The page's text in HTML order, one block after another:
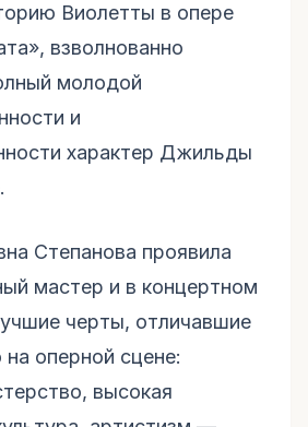
Виолетты в опере
взволнованно
молодой
и
характер Джильды
Степанова проявила
мастер и в концертном
черты, отличавшие
на оперной сцене:
высокая